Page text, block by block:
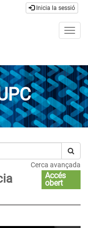
Inicia la sessió
Cerca avançada
Accés
obert